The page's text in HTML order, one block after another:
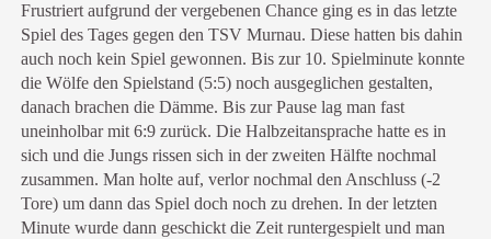
Frustriert aufgrund der vergebenen Chance ging es in das letzte
Spiel des Tages gegen den TSV Murnau. Diese hatten bis dahin
auch noch kein Spiel gewonnen. Bis zur 10. Spielminute konnte
die Wölfe den Spielstand (5:5) noch ausgeglichen gestalten,
danach brachen die Dämme. Bis zur Pause lag man fast
uneinholbar mit 6:9 zurück. Die Halbzeitansprache hatte es in
sich und die Jungs rissen sich in der zweiten Hälfte nochmal
zusammen. Man holte auf, verlor nochmal den Anschluss (-2
Tore) um dann das Spiel doch noch zu drehen. In der letzten
Minute wurde dann geschickt die Zeit runtergespielt und man